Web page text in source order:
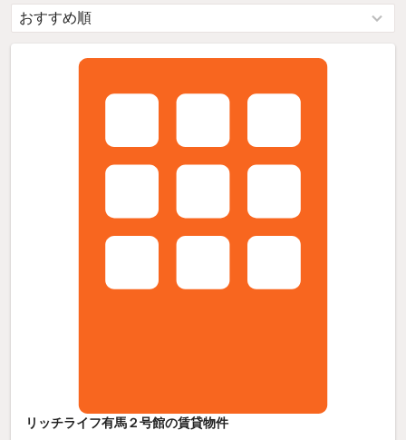
リッチライフ有馬２号館の賃貸物件